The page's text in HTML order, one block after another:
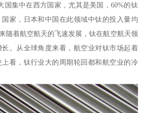
国集中在西方国家，尤其是美国，60%的钛
家，日本和中国在此领域中钛的投入量均
随着航空航天的飞速发展，钛在航空航天领
。从全球角度来看，航空业对钛市场起着
看，钛行业大的周期轮回都和航空业的冷